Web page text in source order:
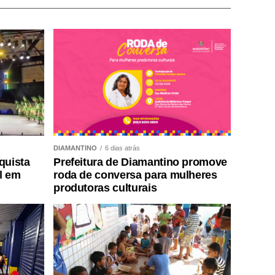
em
DIAMANTINO 6 dias atrás
Prefeitura de Diamantino promove
roda de conversa para mulheres
produtoras culturais